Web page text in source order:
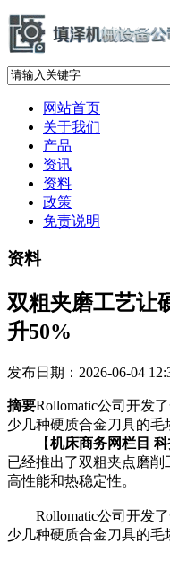
网站首页
关于我们
产品
资讯
资料
政策
免责说明
资料
双粗夹磨工艺让
升50%
发布日期：2026-06-04
摘要Rollomatic公司开发
少几种硬质合金刀具的毛
【机床商务网栏目
已经推出了双粗夹点磨
高性能和热稳定性。
Rollomatic公司开发了
少几种硬质合金刀具的毛